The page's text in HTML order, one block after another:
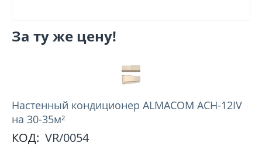
За ту же цену!
Настенный кондиционер ALMACOM ACH-12IV
на 30-35м²
КОД: VR/0054